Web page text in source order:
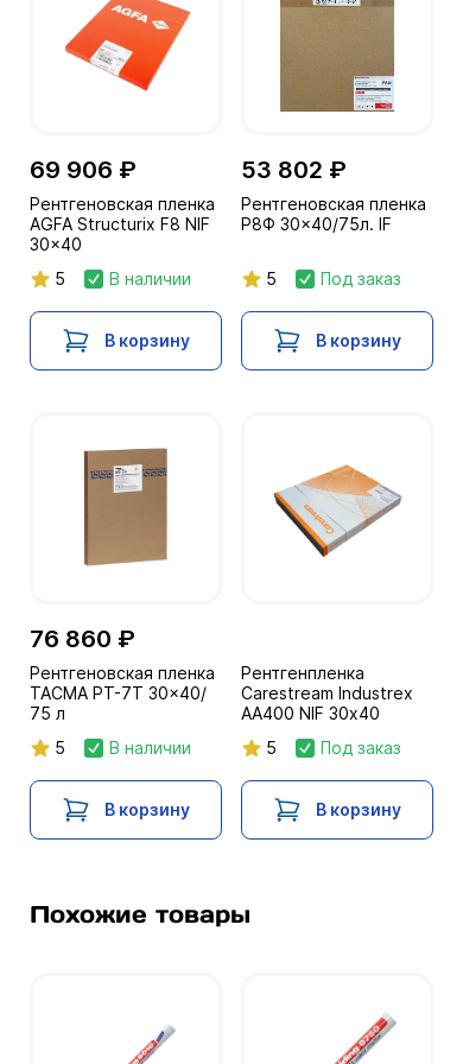
69 906 ₽
Рентгеновская пленка
AGFA Structurix F8 NIF
30x40
5
В наличии
В корзину
53 802 ₽
Рентгеновская пленка
Р8Ф 30x40/75л. IF
5 Под заказ
В корзину
76 860 ₽
Рентгеновская пленка
ТАСМА РТ-7Т 30x40/
75 л
5
В наличии
В корзину
Рентгенпленка
Carestream Industrex
AA400 NIF 30х40
5
Под заказ
В корзину
Похожие товары